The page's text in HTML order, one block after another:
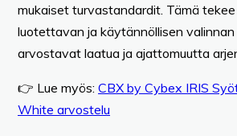
mukaiset turvastandardit. Tämä
luotettavan ja käytännöllisen valinnan
arvostavat laatua ja ajattomuutta
👉 Lue myös: CBX by Cybex IRIS
White arvostelu